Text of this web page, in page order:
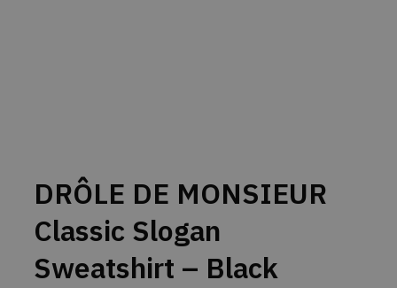
DRÔLE DE MONSIEUR
Classic Slogan
Sweatshirt – Black
CookieScriptConsent
CookieScript
dekarl.dk
4 uger 2
dage